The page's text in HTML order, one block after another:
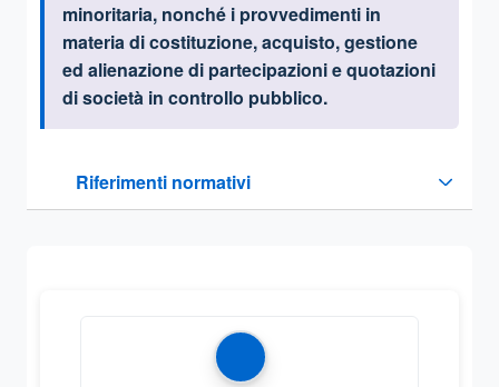
minoritaria, nonché i provvedimenti in
materia di costituzione, acquisto, gestione
ed alienazione di partecipazioni e quotazioni
di società in controllo pubblico.
Riferimenti normativi
Sezione compressa